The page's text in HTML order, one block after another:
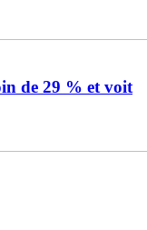
de 29 % et voit